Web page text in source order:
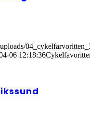
06 12:18:36